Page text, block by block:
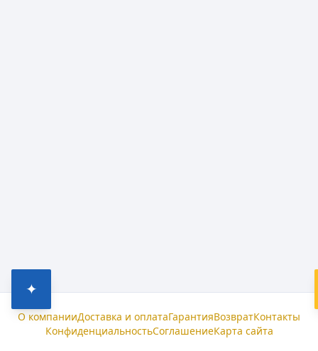
✦
О компанииДоставка и оплатаГарантияВозвратКонтакты
КонфиденциальностьСоглашениеКарта сайта